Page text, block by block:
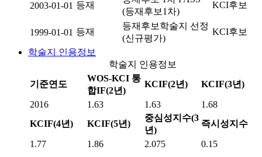
2003-01-01 등재
(등재후보1차)
KCI후보
1999-01-01 등재
등재후보학술지 선정
(신규평가)
KCI후보
학술지 인용정보
학술지 인용정보
기준연도
WOS-KCI 통
합IF(2년)
KCIF(2년) KCIF(3년)
2016 1.63 1.63
1.68
KCIF(4년)
KCIF(5년)
중심성지수(3
년)
즉시성지수
1.77 1.86 2.075 0.15